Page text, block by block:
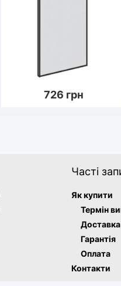
726 грн
Часті
Як купити
Термін
Доставка
Гарантія
Оплата
Контакти